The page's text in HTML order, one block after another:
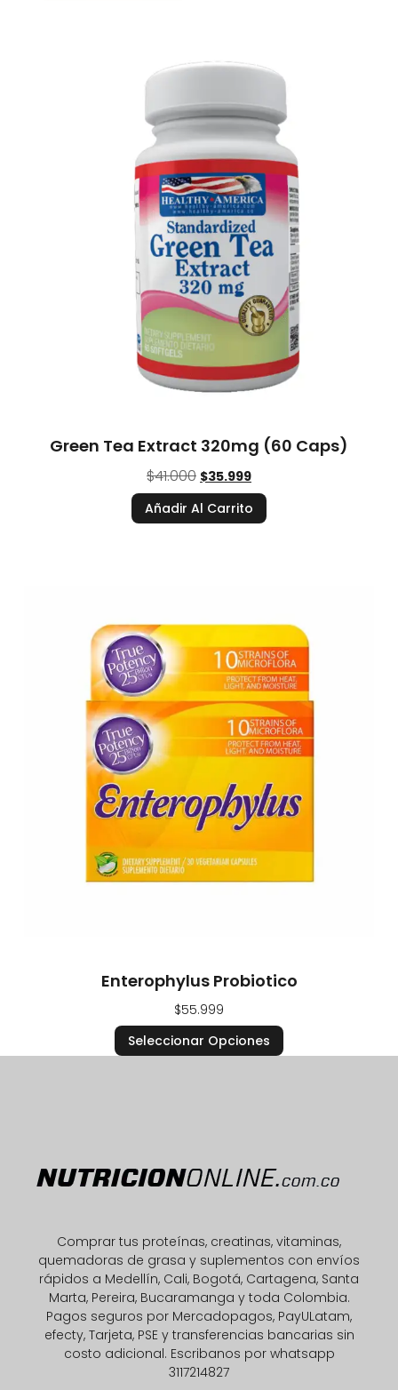
Green Tea Extract 320mg (60 Caps)
$41.000 $35.999
Añadir Al Carrito
Enterophylus Probiotico
$55.999
Seleccionar Opciones
Comprar tus proteínas, creatinas, vitaminas,
quemadoras de grasa y suplementos con envíos
rápidos a Medellín, Cali, Bogotá, Cartagena, Santa
Marta, Pereira, Bucaramanga y toda Colombia.
Pagos seguros por Mercadopagos, PayULatam,
efecty, Tarjeta, PSE y transferencias bancarias sin
costo adicional. Escribanos por whatsapp
3117214827